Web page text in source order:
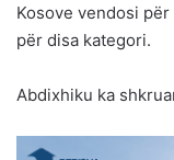
Kosove vendosi
për disa kategori.
Abdixhiku ka